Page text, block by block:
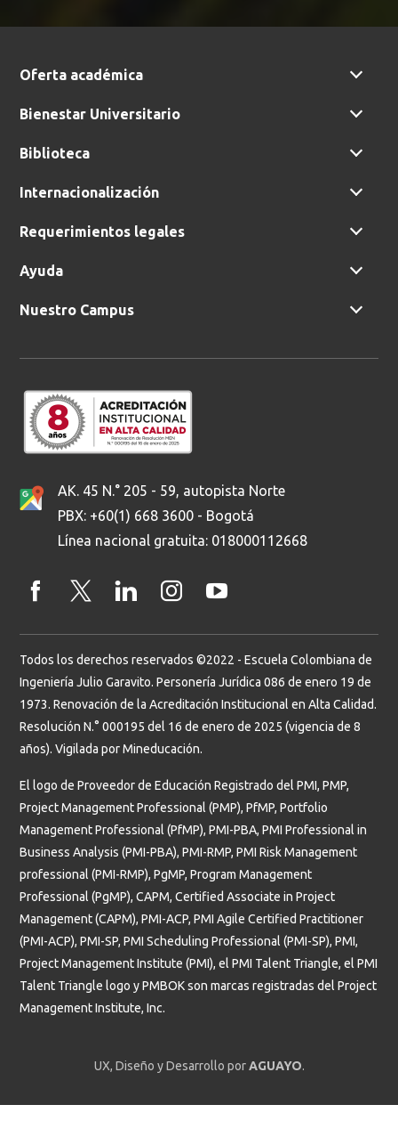
Estudiantes Profesores y administrativos Graduados
Oferta académica
Bienestar Universitario
Biblioteca
Internacionalización
Requerimientos legales
Ayuda
Nuestro Campus
AK. 45 N.° 205 - 59, autopista Norte
PBX: +60(1) 668 3600 - Bogotá
Línea nacional gratuita: 018000112668
Todos los derechos reservados ©2022 - Escuela Colombiana de
Ingeniería Julio Garavito. Personería Jurídica 086 de enero 19 de
1973. Renovación de la Acreditación Institucional en Alta Calidad.
Resolución N.° 000195 del 16 de enero de 2025 (vigencia de 8
años). Vigilada por Mineducación.
El logo de Proveedor de Educación Registrado del PMI, PMP,
Project Management Professional (PMP), PfMP, Portfolio
Management Professional (PfMP), PMI-PBA, PMI Professional in
Business Analysis (PMI-PBA), PMI-RMP, PMI Risk Management
professional (PMI-RMP), PgMP, Program Management
Professional (PgMP), CAPM, Certified Associate in Project
Management (CAPM), PMI-ACP, PMI Agile Certified Practitioner
(PMI-ACP), PMI-SP, PMI Scheduling Professional (PMI-SP), PMI,
Project Management Institute (PMI), el PMI Talent Triangle, el PMI
Talent Triangle logo y PMBOK son marcas registradas del Project
Management Institute, Inc.
UX, Diseño y Desarrollo porAGUAYO.